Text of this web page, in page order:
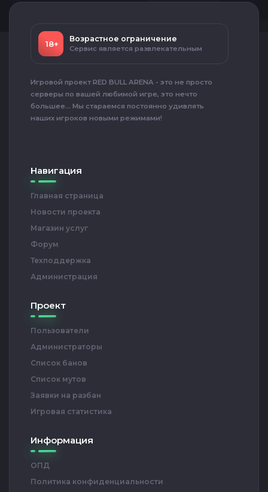
18+
Возрастное ограничение
Сервис является развлекательным
Игровой проект RED BULL ARENA - это не просто
серверы по вашей любимой игре, это нечто
большее... Мы стараемся постоянно удивлять
наших игроков новыми режимами!
Навигация
Главная страница
Новости проекта
Магазин услуг
Форум
Техподдержка
Администрация
Проект
Пользователи
Администраторы
Список банов
Список мутов
Заявки на разбан
Игровая статистика
Информация
ОПД
Политика конфиденциальности